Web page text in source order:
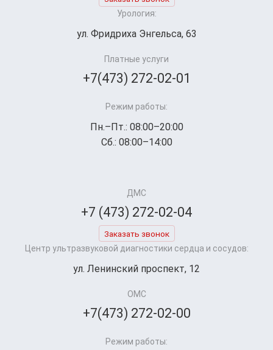
Урология:
ул. Фридриха Энгельса, 63
Платные услуги
+7(473) 272-02-01
Режим работы:
Пн.–Пт.: 08:00–20:00
Сб.: 08:00–14:00
ДМС
+7 (473) 272-02-04
Заказать звонок
Центр ультразвуковой диагностики сердца и сосудов:
ул. Ленинский проспект, 12
ОМС
+7(473) 272-02-00
Режим работы: